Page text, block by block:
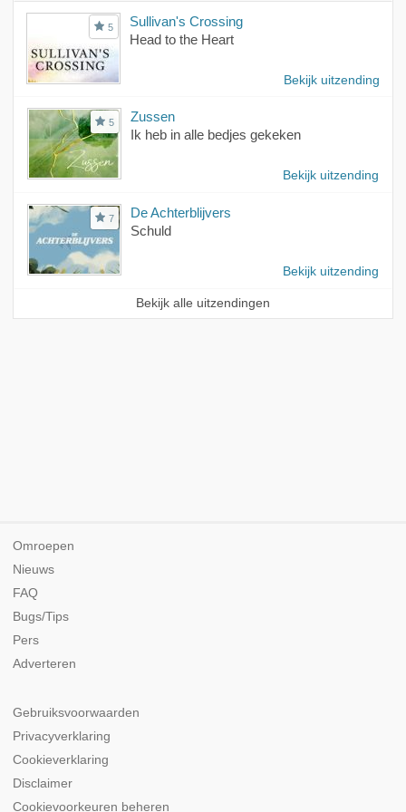
5
Sullivan's Crossing
Head to the Heart
Bekijk uitzending
5
Zussen
Ik heb in alle bedjes gekeken
Bekijk uitzending
7
De Achterblijvers
Schuld
Bekijk uitzending
Bekijk alle uitzendingen
Omroepen
Nieuws
FAQ
Bugs/Tips
Pers
Adverteren
Gebruiksvoorwaarden
Privacyverklaring
Cookieverklaring
Disclaimer
Cookievoorkeuren beheren